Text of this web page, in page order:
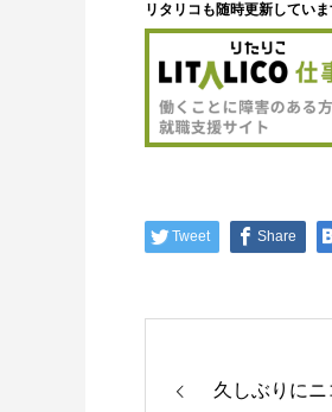
リタリコも随時更新していま
Tweet Share
久しぶりにニ